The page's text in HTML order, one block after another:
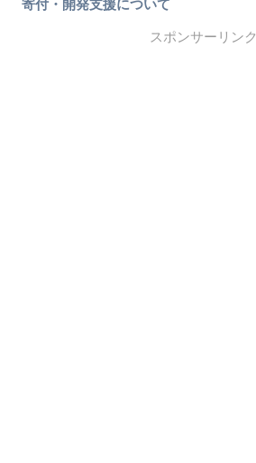
寄付・開発支援について
スポンサーリンク